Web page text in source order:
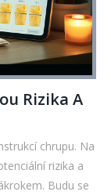
Rizika A
chrupu. Na
rizika a
Budu se